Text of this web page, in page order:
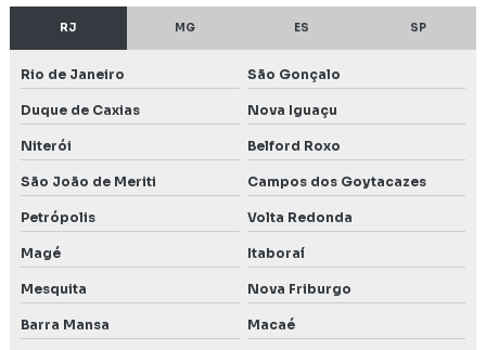
Estudo e relatório de impacto ambiental
Estudos ambientais EIA rima
Estudos espeleológicos
Gerenciamento de resíduos industriais
Gestão de áreas degradadas
Instalação de poço de monitoramento
Intervenção em área de preservação permanente
RJ MG ES SP
Rio de Janeiro São Gonçalo
Duque de Caxias Nova Iguaçu
Niterói Belford Roxo
São João de Meriti Campos dos Goytacazes
Petrópolis Volta Redonda
Magé Itaboraí
Mesquita Nova Friburgo
Barra Mansa Macaé